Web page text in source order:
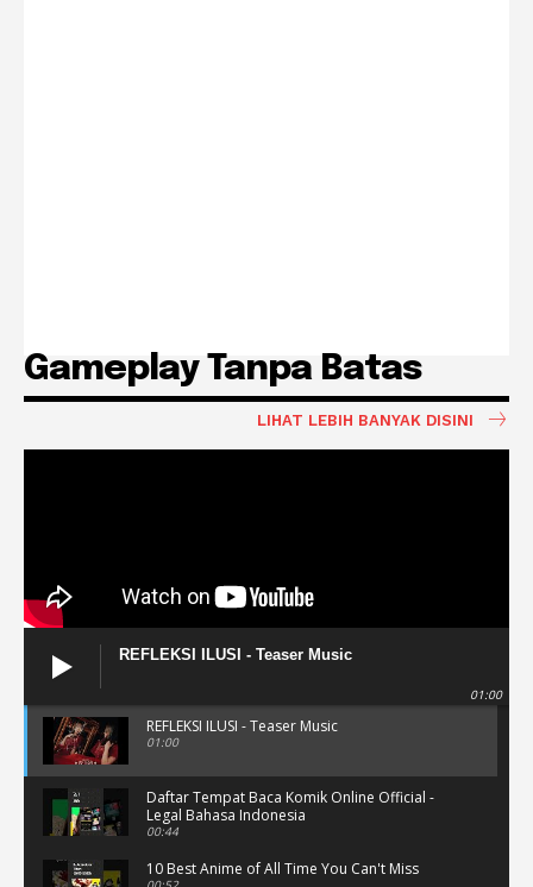
Gameplay Tanpa Batas
LIHAT LEBIH BANYAK DISINI
REFLEKSI ILUSI - Teaser Music
01:00
REFLEKSI ILUSI - Teaser Music
01:00
Daftar Tempat Baca Komik Online Official -
Legal Bahasa Indonesia
00:44
10 Best Anime of All Time You Can't Miss